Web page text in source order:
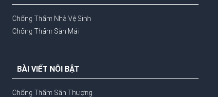
Chống Thấm Nhà Vệ Sinh
Chống Thấm Sàn Mái
BÀI VIẾT NỖI BẬT
Chống Thấm Sân Thượng